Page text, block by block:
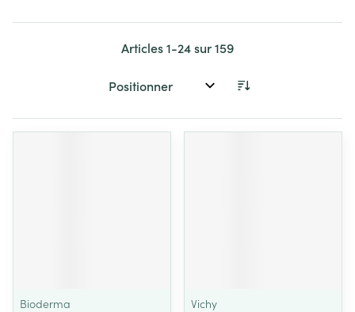
Articles1-24sur159
Trier par:
Bioderma
Vichy